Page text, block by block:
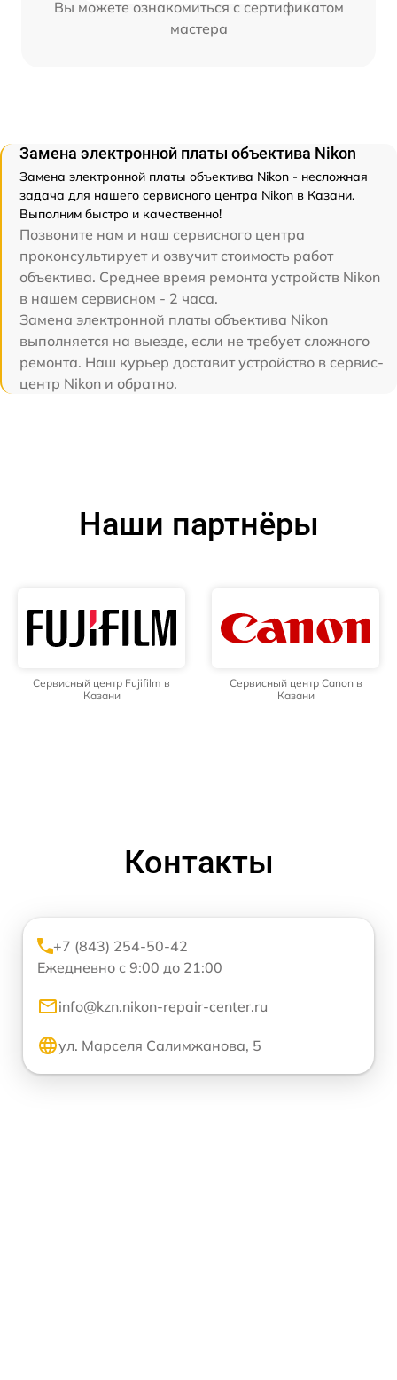
Вы можете ознакомиться с сертификатом
мастера
Замена электронной платы объектива Nikon
Замена электронной платы объектива Nikon - несложная
задача для нашего сервисного центра Nikon в Казани.
Выполним быстро и качественно!
Позвоните нам и наш сервисного центра
проконсультирует и озвучит стоимость работ
объектива. Среднее время ремонта устройств Nikon
в нашем сервисном - 2 часа.
Замена электронной платы объектива Nikon
выполняется на выезде, если не требует сложного
ремонта. Наш курьер доставит устройство в сервис-
центр Nikon и обратно.
Наши партнёры
Сервисный центр Fujifilm в
Казани
Сервисный центр Canon в
Казани
Контакты
+7 (843) 254-50-42
Ежедневно с 9:00 до 21:00
info@kzn.nikon-repair-center.ru
ул. Марселя Салимжанова, 5